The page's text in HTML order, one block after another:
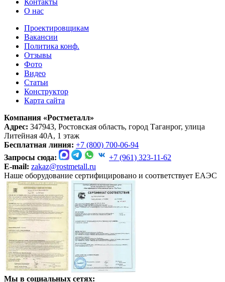
Контакты
О нас
Проектировщикам
Вакансии
Политика конф.
Отзывы
Фото
Видео
Статьи
Конструктор
Карта сайта
Компания «Ростметалл»
Адрес: 347943, Ростовская область, город Таганрог, улица
Литейная 40А, 1 этаж
Бесплатная линия: +7 (800) 700-06-94
Запросы сюда:
+7 (961) 323-11-62
E-mail: zakaz@rostmetall.ru
Наше оборудование сертифицировано и соответствует ЕАЭС
Мы в социальных сетях: